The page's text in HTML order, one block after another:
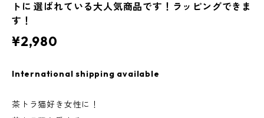
トに 選ばれている大人気商品です！ラッピングできま
す！
¥2,980
International shipping available
茶トラ猫好き女性に！